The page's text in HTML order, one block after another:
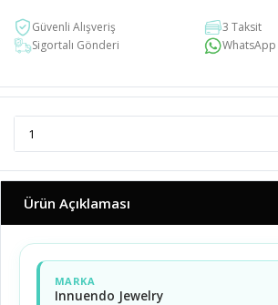
Güvenli Alışveriş
3 Taksit
Sigortalı Gönderi
WhatsApp
Ürün Açıklaması
MARKA
Innuendo Jewelry